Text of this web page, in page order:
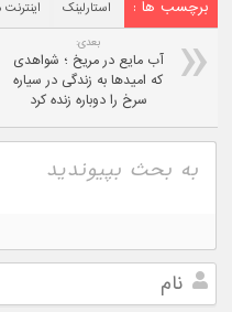
برچسب ها : استارلینک
بعدی:
آب مایع در مریخ ؛ شواهدی
که امیدها به زندگی در سیاره
سرخ را دوباره زنده کرد